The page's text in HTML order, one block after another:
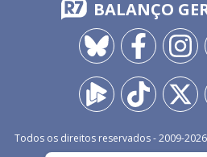
BALANÇO
Todos os direitos reservados - 2009-2026